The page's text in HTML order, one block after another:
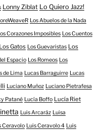
Lonny Ziblat Lo Quiero Jazz!
Los Abuelos de la Nada
Corazones Imposibles Los Cuentos
Los Gatos Los Guevaristas Los
Espacio Los Romeos Los
de Lima Lucas Barraguirre Lucas
Luciano Muñoz Luciano Pietrafesa
Patané Lucía Boffo Lucía Riet
Luis Arcaráz Luisa
Ceravolo Luis Ceravolo 4 Luis